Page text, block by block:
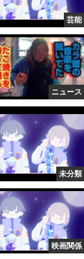
芸能
ニュース
未分類
映画関係